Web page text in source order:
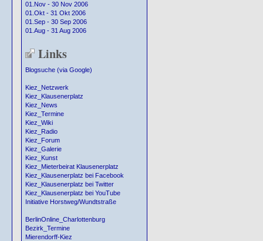
01.Nov - 30 Nov 2006
01.Okt - 31 Okt 2006
01.Sep - 30 Sep 2006
01.Aug - 31 Aug 2006
Links
Blogsuche (via Google)
Kiez_Netzwerk
Kiez_Klausenerplatz
Kiez_News
Kiez_Termine
Kiez_Wiki
Kiez_Radio
Kiez_Forum
Kiez_Galerie
Kiez_Kunst
Kiez_Mieterbeirat Klausenerplatz
Kiez_Klausenerplatz bei Facebook
Kiez_Klausenerplatz bei Twitter
Kiez_Klausenerplatz bei YouTube
Initiative Horstweg/Wundtstraße
BerlinOnline_Charlottenburg
Bezirk_Termine
Mierendorff-Kiez